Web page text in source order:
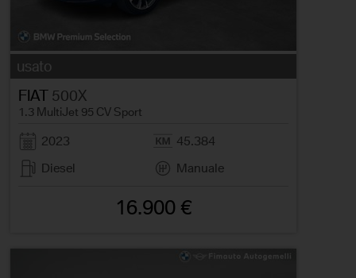
usato
FIAT 500X
1.3 MultiJet 95 CV Sport
2023
45.384
Diesel
Manuale
16.900 €